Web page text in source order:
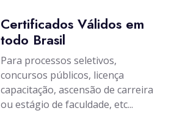
Certificados Válidos em
todo Brasil
Para processos seletivos,
concursos públicos, licença
capacitação, ascensão de carreira
ou estágio de faculdade, etc...